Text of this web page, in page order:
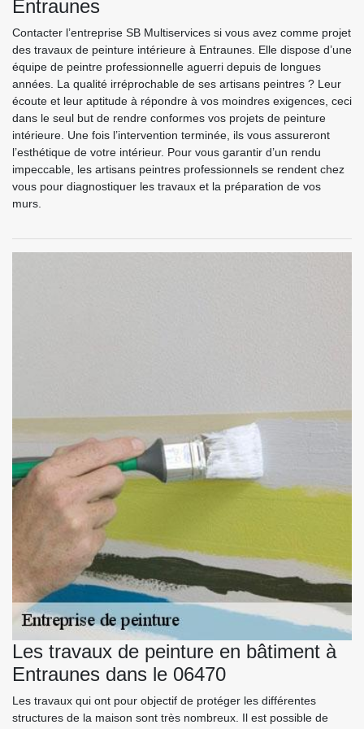
Entraunes
Contacter l’entreprise SB Multiservices si vous avez comme projet
des travaux de peinture intérieure à Entraunes. Elle dispose d’une
équipe de peintre professionnelle aguerri depuis de longues
années. La qualité irréprochable de ses artisans peintres ? Leur
écoute et leur aptitude à répondre à vos moindres exigences, ceci
dans le seul but de rendre conformes vos projets de peinture
intérieure. Une fois l’intervention terminée, ils vous assureront
l’esthétique de votre intérieur. Pour vous garantir d’un rendu
impeccable, les artisans peintres professionnels se rendent chez
vous pour diagnostiquer les travaux et la préparation de vos
murs.
Les travaux de peinture en bâtiment à
Entraunes dans le 06470
Les travaux qui ont pour objectif de protéger les différentes
structures de la maison sont très nombreux. Il est possible de